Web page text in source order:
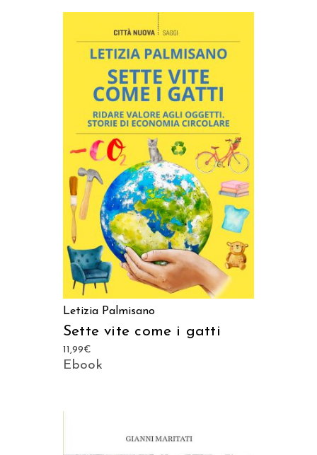
AGGIUNGI AL CARRELLO
Letizia Palmisano
Sette vite come i gatti
11,99€
Ebook